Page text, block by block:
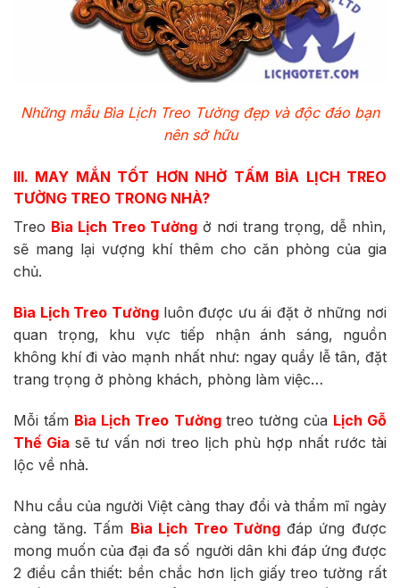
Những mẫu Bìa Lịch Treo Tường đẹp và độc đáo bạn
nên sở hữu
III. MAY MẮN TỐT HƠN NHỜ TẤM BÌA LỊCH TREO
TƯỜNG TREO TRONG NHÀ?
Treo Bìa Lịch Treo Tường ở nơi trang trọng, dễ nhìn,
sẽ mang lại vượng khí thêm cho căn phòng của gia
chủ.
Bìa Lịch Treo Tường luôn được ưu ái đặt ở những nơi
quan trọng, khu vực tiếp nhận ánh sáng, nguồn
không khí đi vào mạnh nhất như: ngay quầy lễ tân, đặt
trang trọng ở phòng khách, phòng làm việc…
Mỗi tấm Bìa Lịch Treo Tường treo tường của Lịch Gỗ
Thế Gia sẽ tư vấn nơi treo lịch phù hợp nhất rước tài
lộc về nhà.
Nhu cầu của người Việt càng thay đổi và thẩm mĩ ngày
càng tăng. Tấm Bìa Lịch Treo Tường đáp ứng được
mong muốn của đại đa số người dân khi đáp ứng được
2 điều cần thiết: bền chắc hơn lịch giấy treo tường rất